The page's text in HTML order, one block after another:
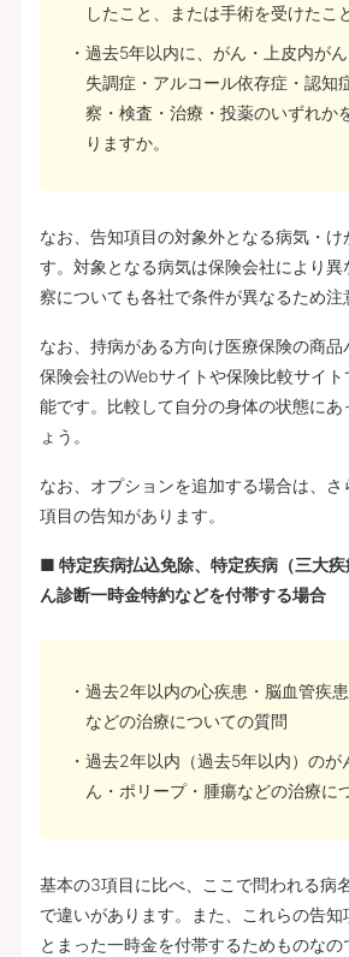
したこと、または手術を受けたこ
過去5年以内に、がん・上皮内が
失調症・アルコール依存症・認知
察・検査・治療・投薬のいずれか
りますか。
なお、告知項目の対象外となる病気・け
す。対象となる病気は保険会社により異
察についても各社で条件が異なるため注
なお、持病がある方向け医療保険の商
保険会社のWebサイトや保険比較サイ
能です。比較して自分の身体の状態にあ
ょう。
なお、オプションを追加する場合は、
項目の告知があります。
■ 特定疾病払込免除、特定疾病（三大
ん診断一時金特約などを付帯する場合
過去2年以内の心疾患・脳血管疾
などの治療についての質問
過去2年以内（過去5年以内）のが
ん・ポリープ・腫瘍などの治療に
基本の3項目に比べ、ここで問われる病
で違いがあります。また、これらの告知
とまった一時金を付帯するためものな